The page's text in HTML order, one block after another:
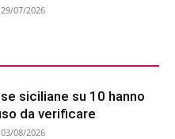
29/07/2026
siciliane su 10 hanno
da verificare
03/08/2026